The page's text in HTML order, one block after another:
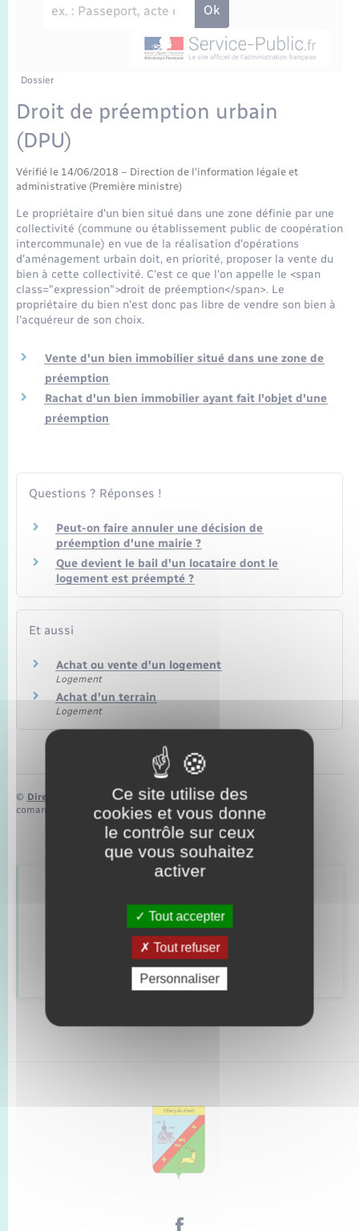
Etat-civil - Papiers - Citoyenneté
Parrainage civil
Recensement
Concessions funéraires
Nouvel habitant
Numérique
Organisation d’événement
Sécurité - Prévention
Seniors
Transports
Transports scolaires
Voirie et espace public
Travaux - Autorisation d’occupation de l’espace
Plan interactif
La Communauté de communes
Dossier
Droit de préemption urbain
(DPU)
Vérifié le 14/06/2018 – Direction de l'information légale et
administrative (Première ministre)
Le propriétaire d'un bien situé dans une zone définie par une
collectivité (commune ou établissement public de coopération
intercommunale) en vue de la réalisation d'opérations
d'aménagement urbain doit, en priorité, proposer la vente du
bien à cette collectivité. C'est ce que l'on appelle le <span
class="expression">droit de préemption</span>. Le
propriétaire du bien n'est donc pas libre de vendre son bien à
l'acquéreur de son choix.
Vente d'un bien immobilier situé dans une zone de
préemption
Rachat d'un bien immobilier ayant fait l'objet d'une
préemption
Questions ? Réponses !
Peut-on faire annuler une décision de
préemption d'une mairie ?
Que devient le bail d'un locataire dont le
logement est préempté ?
Et aussi
Achat ou vente d'un logement
Logement
Achat d'un terrain
Logement
© Direction de l’information légale et administrative
comarquage developpé parbaseo.io
Retrouvez aussi
Déclarer à l’état civil
Ce site utilise des
cookies et vous donne
le contrôle sur ceux
que vous souhaitez
activer
Tout accepter
Tout refuser
Personnaliser